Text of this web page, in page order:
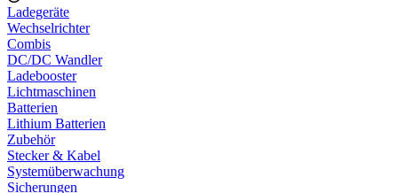
Ladegeräte
Wechselrichter
Combis
DC/DC Wandler
Ladebooster
Lichtmaschinen
Batterien
Lithium Batterien
Zubehör
Stecker & Kabel
Systemüberwachung
Sicherungen